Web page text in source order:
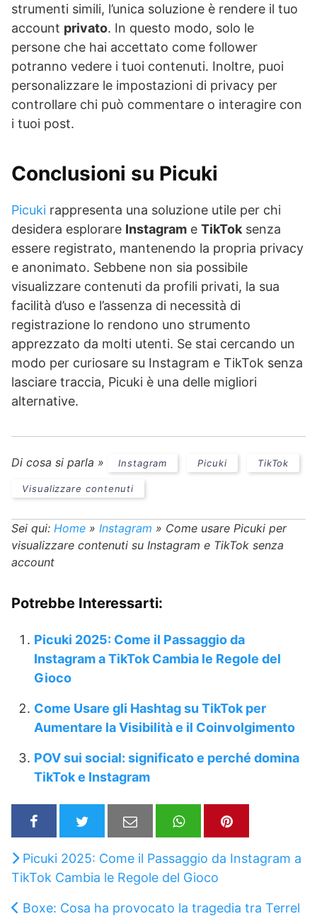
strumenti simili, l’unica soluzione è rendere il tuo
account privato. In questo modo, solo le
persone che hai accettato come follower
potranno vedere i tuoi contenuti. Inoltre, puoi
personalizzare le impostazioni di privacy per
controllare chi può commentare o interagire con
i tuoi post.
Conclusioni su Picuki
Picuki rappresenta una soluzione utile per chi
desidera esplorare Instagram e TikTok senza
essere registrato, mantenendo la propria privacy
e anonimato. Sebbene non sia possibile
visualizzare contenuti da profili privati, la sua
facilità d’uso e l’assenza di necessità di
registrazione lo rendono uno strumento
apprezzato da molti utenti. Se stai cercando un
modo per curiosare su Instagram e TikTok senza
lasciare traccia, Picuki è una delle migliori
alternative.
Di cosa si parla » Instagram Picuki TikTok
Visualizzare contenuti
Sei qui: Home » Instagram » Come usare Picuki per
visualizzare contenuti su Instagram e TikTok senza
account
Potrebbe Interessarti:
Picuki 2025: Come il Passaggio da
Instagram a TikTok Cambia le Regole del
Gioco
Come Usare gli Hashtag su TikTok per
Aumentare la Visibilità e il Coinvolgimento
POV sui social: significato e perché domina
TikTok e Instagram
Picuki 2025: Come il Passaggio da Instagram a
TikTok Cambia le Regole del Gioco
Boxe: Cosa ha provocato la tragedia tra Terrel